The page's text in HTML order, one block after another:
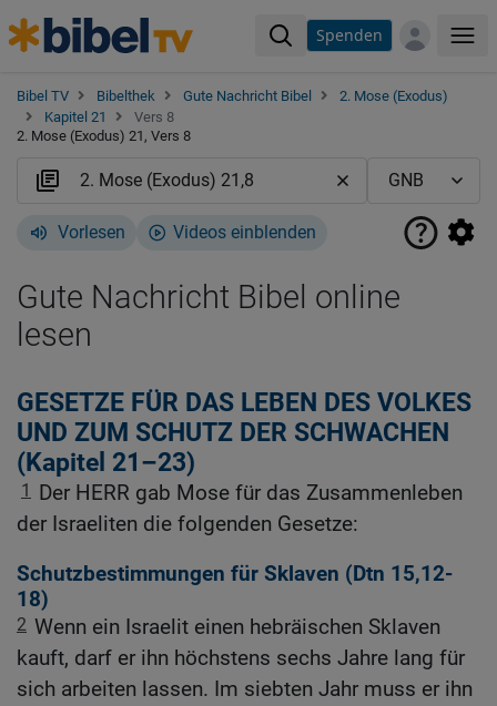
Spenden
Bibel TV Bibelthek Gute Nachricht Bibel
2. Mose (Exodus)
Kapitel 21
Vers 8
2. Mose (Exodus) 21, Vers 8
Vorlesen Videos einblenden
Gute Nachricht Bibel online
lesen
GESETZE FÜR DAS LEBEN DES VOLKES
UND ZUM SCHUTZ DER SCHWACHEN
(Kapitel 21–23)
1 Der HERR gab Mose für das Zusammenleben
der Israeliten die folgenden Gesetze:
Schutzbestimmungen für Sklaven (Dtn 15,12-
18)
2 Wenn ein Israelit einen hebräischen Sklaven
kauft, darf er ihn höchstens sechs Jahre lang für
sich arbeiten lassen. Im siebten Jahr muss er ihn